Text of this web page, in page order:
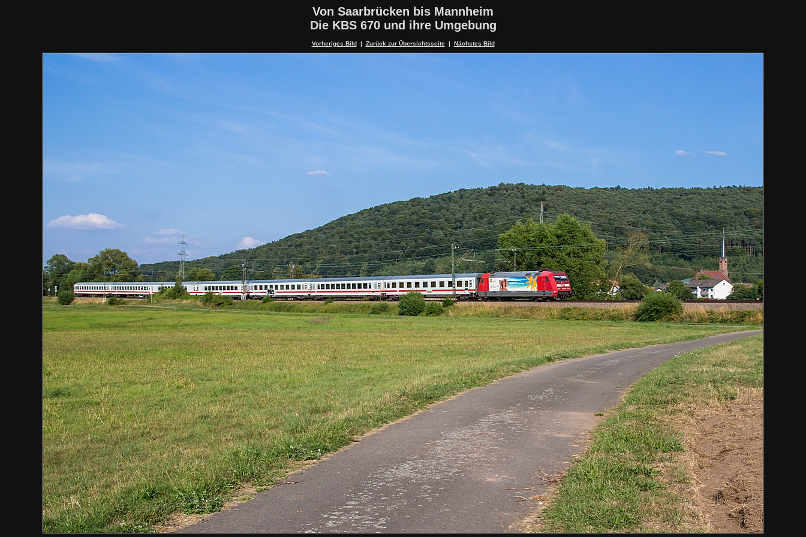
Von Saarbrücken bis Mannheim
Die KBS 670 und ihre Umgebung
Vorheriges Bild Zurück zur Übersichtsseite| Nächstes Bild